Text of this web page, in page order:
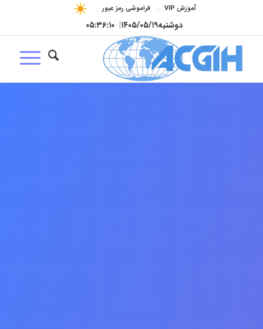
آموزش VIP فراموشی رمز عبور
دوشنبه۱۴۰۵/۰۵/۱۹| ۰۵:۳۶:۱۱